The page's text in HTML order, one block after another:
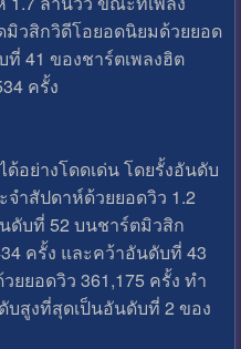
วสิกวิดีโอยอดนิยมด้วยยอด
ที่ 41 ของชาร์ตเพลงฮิต
ครั้ง
อย่างโดดเด่น โดยรั้งอันดับ
ำสัปดาห์ด้วยยอดวิว 1.2
ดับที่ 52 บนชาร์ตมิวสิก
ครั้ง และคว้าอันดับที่ 43
ยยอดวิว 361,175 ครั้ง ทำ
บสูงที่สุดเป็นอันดับที่ 2 ของ